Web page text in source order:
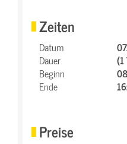
Zeiten
Datum
Dauer
(1
Beginn
Ende
Preise